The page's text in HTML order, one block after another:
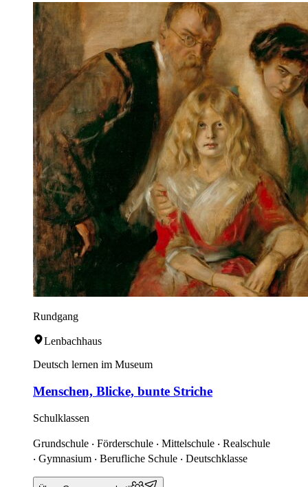
Rundgang
Lenbachhaus
Deutsch lernen im Museum
Menschen, Blicke, bunte Striche
Schulklassen
Grundschule ‧ Förderschule ‧ Mittelschule ‧ Realschule
‧ Gymnasium ‧ Berufliche Schule ‧ Deutschklasse